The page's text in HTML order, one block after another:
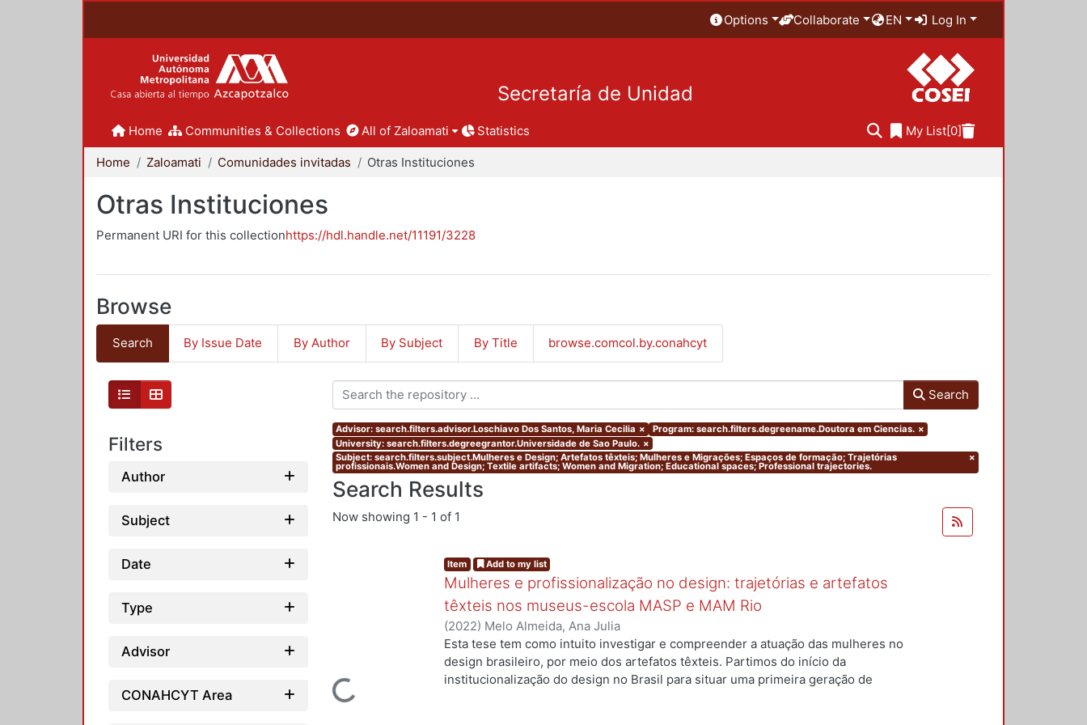
Options Collaborate EN Log In
Secretaría de Unidad
Home Communities & Collections All of Zaloamati Statistics My List[0]
Home Zaloamati Comunidades invitadas Otras Instituciones
Otras Instituciones
Permanent URI for this collectionhttps://hdl.handle.net/11191/3228
Browse
Search By Issue Date By Author By Subject By Title browse.comcol.by.conahcyt
Filters
Author
Subject
Date
Type
Advisor
CONAHCYT Area
Search
Advisor: search.filters.advisor.Loschiavo Dos Santos, Maria Cecilia × Program: search.filters.degreename.Doutora em Ciencias. ×
University: search.filters.degreegrantor.Universidade de Sao Paulo. ×
Subject: search.filters.subject.Mulheres e Design; Artefatos têxteis; Mulheres e Migrações; Espaços de formação; Trajetórias
profissionais.Women and Design; Textile artifacts; Women and Migration; Educational spaces; Professional trajectories.
×
Search Results
Now showing 1 - 1 of 1
Loading...
Item Add to my list
Mulheres e profissionalização no design: trajetórias e artefatos
têxteis nos museus-escola MASP e MAM Rio
(2022) Melo Almeida, Ana Julia
Esta tese tem como intuito investigar e compreender a atuação das mulheres no
design brasileiro, por meio dos artefatos têxteis. Partimos do início da
institucionalização do design no Brasil para situar uma primeira geração de